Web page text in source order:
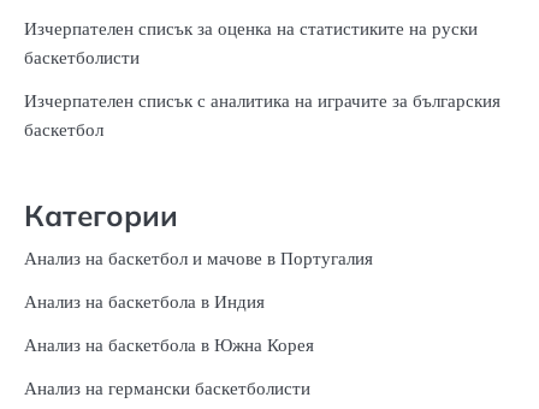
Изчерпателен списък за оценка на статистиките на руски
баскетболисти
Изчерпателен списък с аналитика на играчите за българския
баскетбол
Категории
Анализ на баскетбол и мачове в Португалия
Анализ на баскетбола в Индия
Анализ на баскетбола в Южна Корея
Анализ на германски баскетболисти